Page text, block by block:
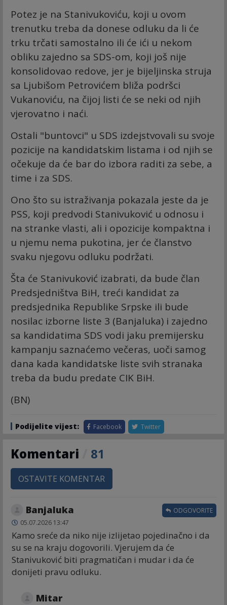
Potez je na Stanivukoviću, koji u ovom
trenutku treba da donese odluku da li će
trku trčati samostalno ili će ići u nekom
obliku zajedno sa SDS-om, koji još nije
konsolidovao redove, jer je bijeljinska struja
sa Ljubišom Petrovićem bliža podršci
Vukanoviću, na čijoj listi će se neki od njih
vjerovatno i naći.
Ostali "buntovci" u SDS izdejstvovali su svoje
pozicije na kandidatskim listama i od njih se
očekuje da će bar do izbora raditi za sebe, a
time i za SDS.
Ono što su istraživanja pokazala jeste da je
PSS, koji predvodi Stanivuković u odnosu i
na stranke vlasti, ali i opozicije kompaktna i
u njemu nema pukotina, jer će članstvo
svaku njegovu odluku podržati.
Šta će Stanivuković izabrati, da bude član
Predsjedništva BiH, treći kandidat za
predsjednika Republike Srpske ili bude
nosilac izborne liste 3 (Banjaluka) i zajedno
sa kandidatima SDS vodi jaku premijersku
kampanju saznaćemo večeras, uoči samog
dana kada kandidatske liste svih stranaka
treba da budu predate CIK BiH.
(BN)
Podijelite vijest: Facebook Twitter
Komentari 81
OSTAVITE KOMENTAR
Banjaluka
05.07.2026 13:47
Kamo sreće da niko nije izlijetao pojedinačno i da
su se na kraju dogovorili. Vjerujem da će
Stanivuković biti pragmatičan i mudar i da će
donijeti pravu odluku.
ODGOVORITE
Mitar